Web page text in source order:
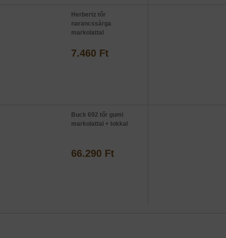
Herbertz tőr
narancssárga
markolattal
7.460 Ft
Buck 692 tőr gumi
markolattal + tokkal
66.290 Ft